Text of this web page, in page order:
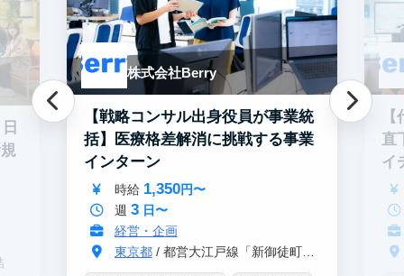
株式会社Berry
【戦略コンサル出身役員が事業統
括】医療格差解消に挑戦する事業
インターン
時給 1,350円〜
週 3日〜
経営・企画
東京都/ 都営大江戸線「新御徒町駅」 A4出口 徒歩3分
直
イ
ン